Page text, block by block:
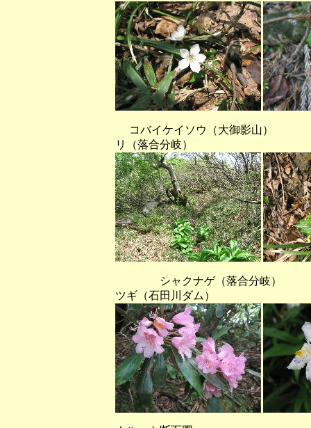
コバイケイソウ（大御影
リ（落合分岐）
シャクナゲ（落合分岐
ツギ（石田川ダム）